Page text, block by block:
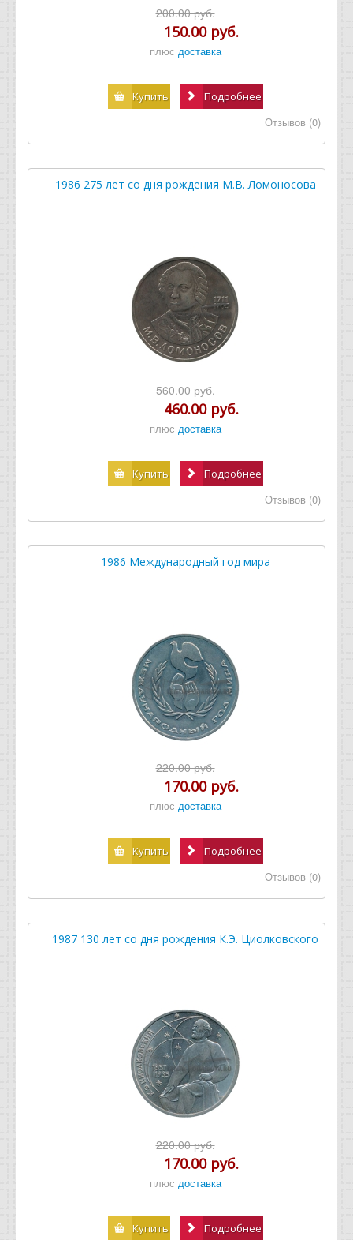
200.00 руб.
150.00 руб.
плюс доставка
Купить Подробнее
Отзывов (0)
1986 275 лет со дня рождения М.В. Ломоносова
560.00 руб.
460.00 руб.
плюс доставка
Купить Подробнее
Отзывов (0)
1986 Международный год мира
220.00 руб.
170.00 руб.
плюс доставка
Купить Подробнее
Отзывов (0)
1987 130 лет со дня рождения К.Э. Циолковского
220.00 руб.
170.00 руб.
плюс доставка
Купить Подробнее